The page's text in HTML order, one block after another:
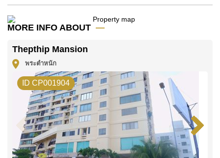
มัดจำ 2 เดือน ก่อนเข้าอยู่อาศัย
ต่างชาติ โดยมี ผู้ซื้อจ่ายค่าธรรมเนีนมการโอนทั้งหมด
ค้นพบโอกาสในการทำให้ที่อยู่อาศัยนี้เป็นบ้านในฝันของ
คุณ!
ติดต่อ Cornerstone Real Estate โทร +6638411250
หรือ อีเมลinfo@cornerstone.co.th
WhatsApp ของสำนักงาน: +66807945904
และ LINE:
@cornerstonepattaya
MORE INFO ABOUT
Thepthip Mansion
พระตำหนัก
ID CP001904